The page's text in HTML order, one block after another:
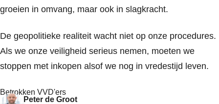
groeien in omvang, maar ook in slagkracht.
De geopolitieke realiteit wacht niet op onze procedures.
Als we onze veiligheid serieus nemen, moeten we
stoppen met inkopen alsof we nog in vredestijd leven.
Betrokken VVD'ers
Peter de Groot